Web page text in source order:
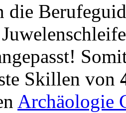
die
Skillen von
Archäologie